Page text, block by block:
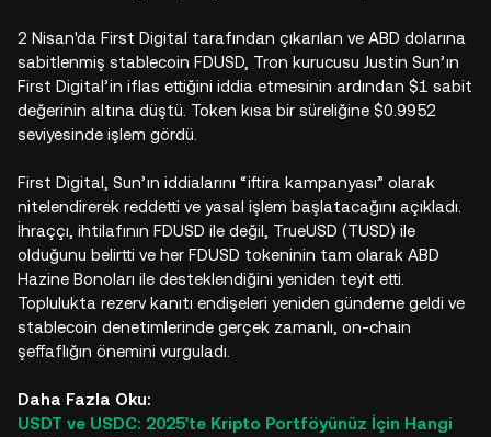
2 Nisan'da First Digital tarafından çıkarılan ve ABD dolarına
sabitlenmiş stablecoin FDUSD, Tron kurucusu Justin Sun’ın
First Digital’in iflas ettiğini iddia etmesinin ardından $1 sabit
değerinin altına düştü. Token kısa bir süreliğine $0.9952
seviyesinde işlem gördü.​
First Digital, Sun’ın iddialarını “iftira kampanyası” olarak
nitelendirerek reddetti ve yasal işlem başlatacağını açıkladı.
İhraççı, ihtilafının FDUSD ile değil, TrueUSD (TUSD) ile
olduğunu belirtti ve her FDUSD tokeninin tam olarak ABD
Hazine Bonoları ile desteklendiğini yeniden teyit etti.
Toplulukta rezerv kanıtı endişeleri yeniden gündeme geldi ve
stablecoin denetimlerinde gerçek zamanlı, on-chain
şeffaflığın önemini vurguladı.​
Daha Fazla Oku:
USDT ve USDC: 2025'te Kripto Portföyünüz İçin Hangi